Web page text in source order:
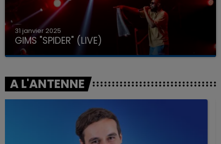
31 janvier 2025
GIMS "SPIDER" (LIVE)
A L'ANTENNE